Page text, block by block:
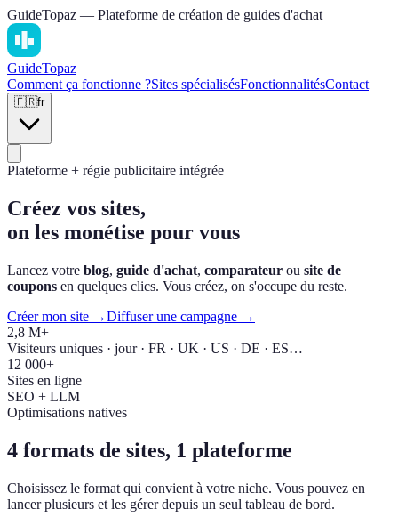
GuideTopaz — Plateforme de création de guides d'achat
GuideTopaz
Comment ça fonctionne ?Sites spécialisésFonctionnalitésContact
🇫🇷fr
Plateforme + régie publicitaire intégrée
Créez vos sites,
on les monétise pour vous
Lancez votre blog, guide d'achat, comparateur ou site de
coupons en quelques clics. Vous créez, on s'occupe du reste.
Créer mon site →Diffuser une campagne →
2,8 M+
Visiteurs uniques · jour · FR · UK · US · DE · ES…
12 000+
Sites en ligne
SEO + LLM
Optimisations natives
4 formats de sites, 1 plateforme
Choisissez le format qui convient à votre niche. Vous pouvez en
lancer plusieurs et les gérer depuis un seul tableau de bord.